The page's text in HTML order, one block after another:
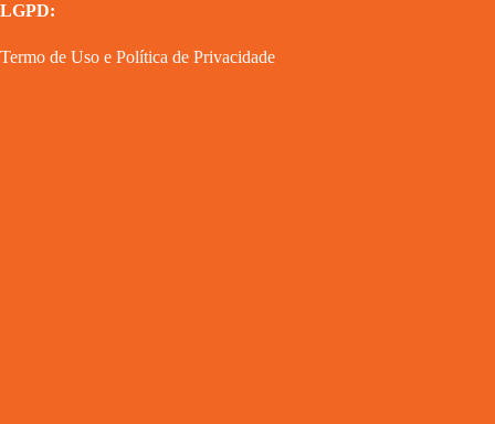
LGPD:
Termo de Uso e Política de Privacidade